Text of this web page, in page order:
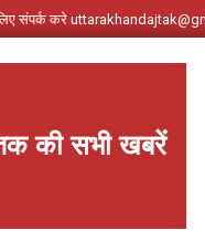
संपर्क करे
की सभी खबरें